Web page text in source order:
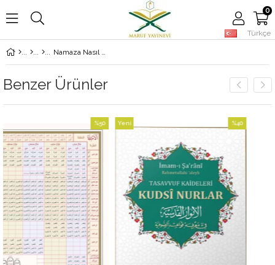
Türkçe
0
Namaza Nasıl Başlanır?
Benzer Ürünler
İndirim
%50İndirim
%40İndirim
Ürün